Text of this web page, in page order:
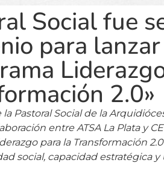
Social fue
para
2.0»
la Pastoral Social de la
entre ATSA La Plata y
para la Transformación
social, capacidad estratégica